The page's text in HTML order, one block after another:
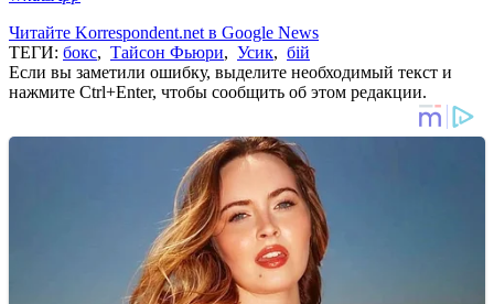
Читайте Korrespondent.net в Google News
ТЕГИ: бокс, Тайсон Фьюри, Усик, бій
Если вы заметили ошибку, выделите необходимый текст и
нажмите Ctrl+Enter, чтобы сообщить об этом редакции.